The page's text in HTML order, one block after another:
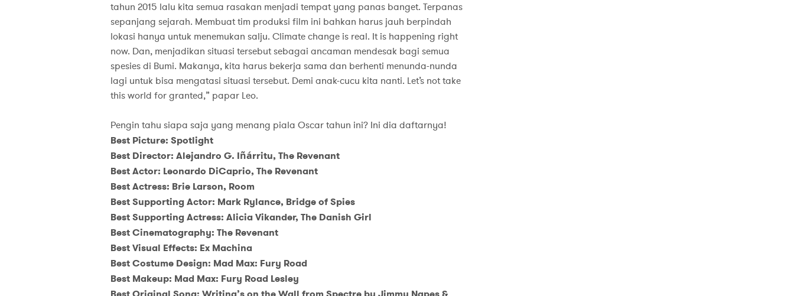
tahun 2015 lalu kita semua rasakan menjadi tempat yang panas banget. Terpanas
sepanjang sejarah. Membuat tim produksi film ini bahkan harus jauh berpindah
lokasi hanya untuk menemukan salju. Climate change is real. It is happening right
now. Dan, menjadikan situasi tersebut sebagai ancaman mendesak bagi semua
spesies di Bumi. Makanya, kita harus bekerja sama dan berhenti menunda-nunda
lagi untuk bisa mengatasi situasi tersebut. Demi anak-cucu kita nanti. Let’s not take
this world for granted,” papar Leo.
Pengin tahu siapa saja yang menang piala Oscar tahun ini? Ini dia daftarnya!
Best Picture: Spotlight
Best Director: Alejandro G. Iñárritu, The Revenant
Best Actor: Leonardo DiCaprio, The Revenant
Best Actress: Brie Larson, Room
Best Supporting Actor: Mark Rylance, Bridge of Spies
Best Supporting Actress: Alicia Vikander, The Danish Girl
Best Cinematography: The Revenant
Best Visual Effects: Ex Machina
Best Costume Design: Mad Max: Fury Road
Best Makeup: Mad Max: Fury Road Lesley